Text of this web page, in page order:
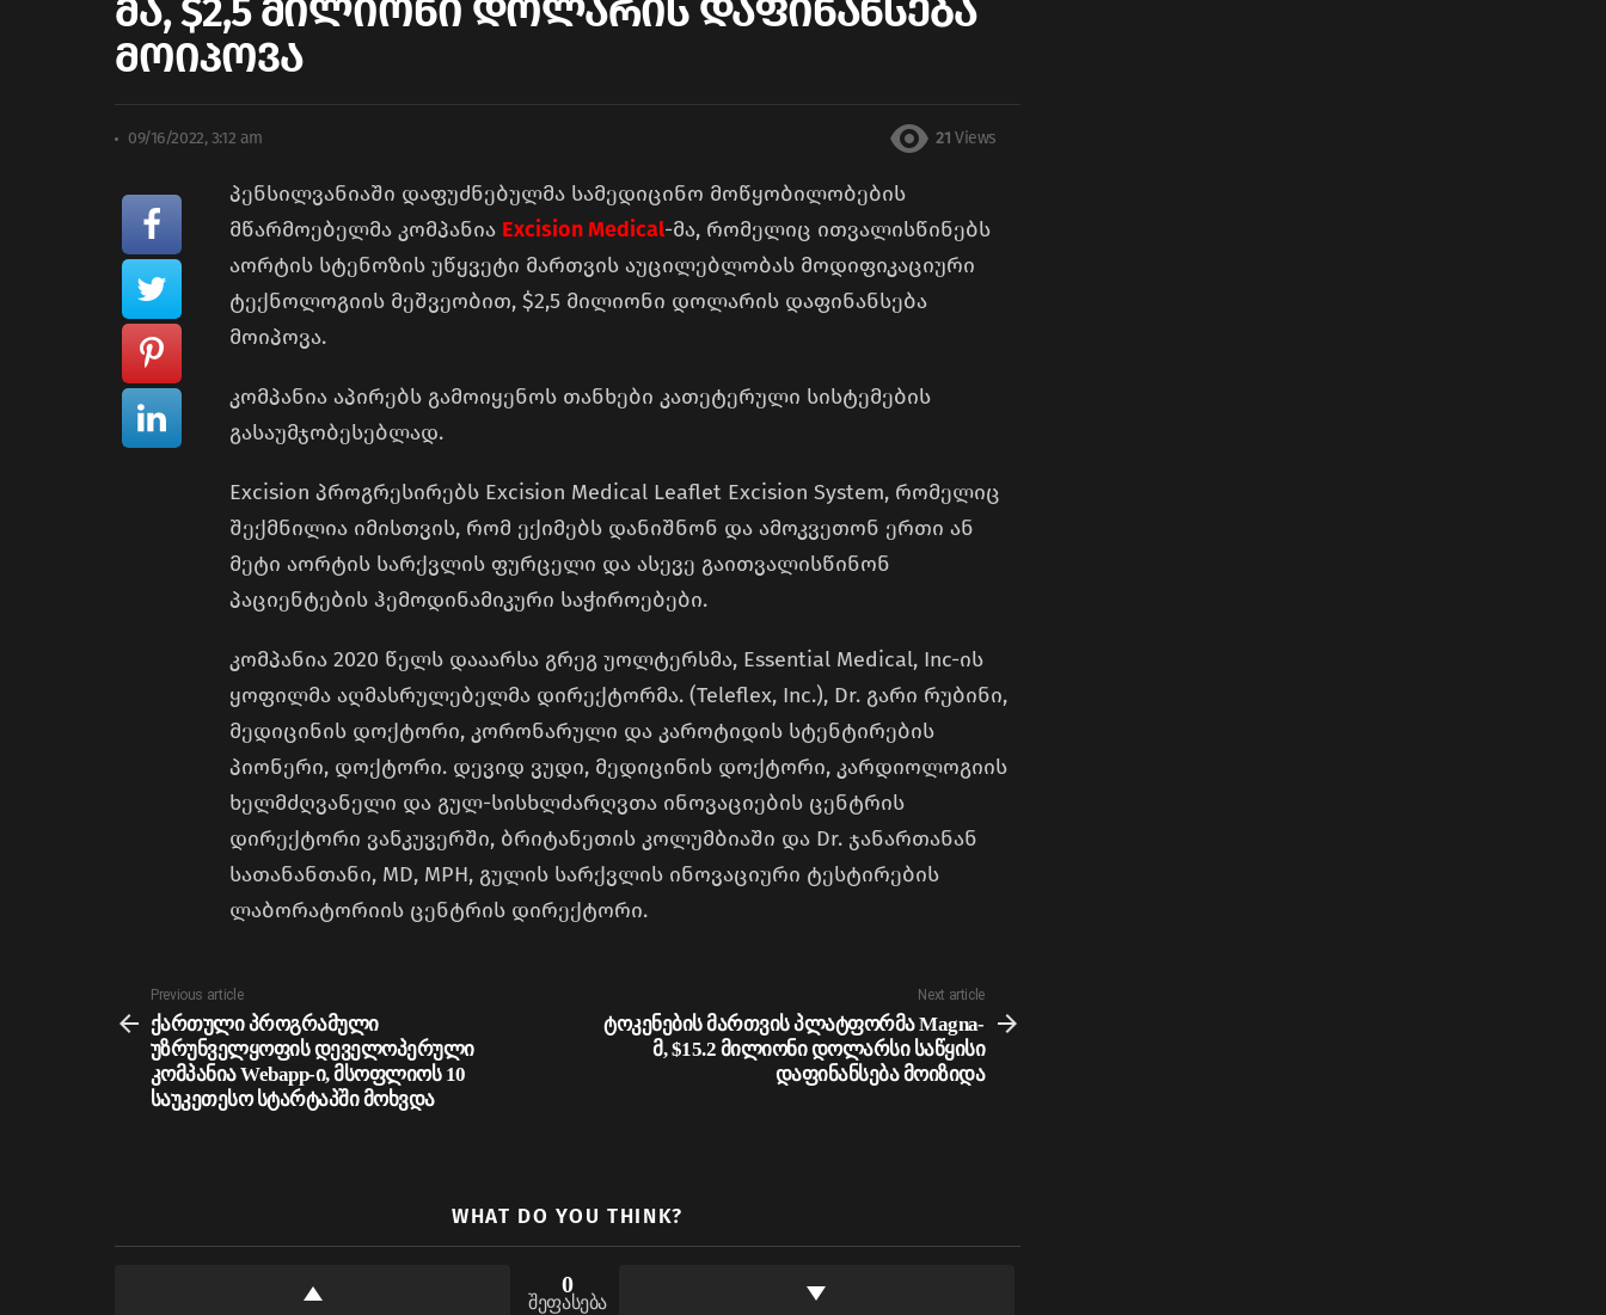
მა, $2,5 მილიონი დოლარის დაფინანსება
მოიპოვა
09/16/2022, 3:12 am 21 Views
პენსილვანიაში დაფუძნებულმა სამედიცინო მოწყობილობების
მწარმოებელმა კომპანია Excision Medical-მა, რომელიც ითვალისწინებს
აორტის სტენოზის უწყვეტი მართვის აუცილებლობას მოდიფიკაციური
ტექნოლოგიის მეშვეობით, $2,5 მილიონი დოლარის დაფინანსება
მოიპოვა.
კომპანია აპირებს გამოიყენოს თანხები კათეტერული სისტემების
გასაუმჯობესებლად.
Excision პროგრესირებს Excision Medical Leaflet Excision System, რომელიც
შექმნილია იმისთვის, რომ ექიმებს დანიშნონ და ამოკვეთონ ერთი ან
მეტი აორტის სარქვლის ფურცელი და ასევე გაითვალისწინონ
პაციენტების ჰემოდინამიკური საჭიროებები.
კომპანია 2020 წელს დააარსა გრეგ უოლტერსმა, Essential Medical, Inc-ის
ყოფილმა აღმასრულებელმა დირექტორმა. (Teleflex, Inc.), Dr. გარი რუბინი,
მედიცინის დოქტორი, კორონარული და კაროტიდის სტენტირების
პიონერი, დოქტორი. დევიდ ვუდი, მედიცინის დოქტორი, კარდიოლოგიის
ხელმძღვანელი და გულ-სისხლძარღვთა ინოვაციების ცენტრის
დირექტორი ვანკუვერში, ბრიტანეთის კოლუმბიაში და Dr. ჯანართანან
სათანანთანი, MD, MPH, გულის სარქვლის ინოვაციური ტესტირების
ლაბორატორიის ცენტრის დირექტორი.
more
Previous article
ქართული პროგრამული
უზრუნველყოფის დეველოპერული
კომპანია Webapp-ი, მსოფლიოს 10
საუკეთესო სტარტაპში მოხვდა
Next article
ტოკენების მართვის პლატფორმა Magna-
მ, $15.2 მილიონი დოლარსი საწყისი
დაფინანსება მოიზიდა
WHAT DO YOU THINK?
0
შეფასება